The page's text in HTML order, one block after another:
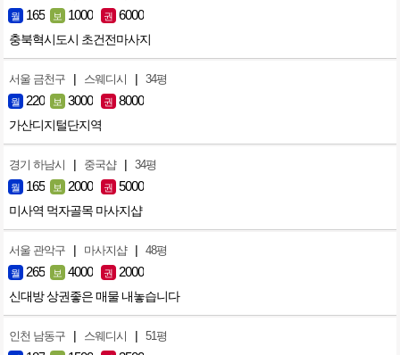
월 165 보 1000 권 6000
충북혁시도시 초건전마사지
서울 금천구 | 스웨디시 | 34평
월 220 보 3000 권 8000
가산디지털단지역
경기 하남시 | 중국샵 | 34평
월 165 보 2000 권 5000
미사역 먹자골목 마사지샵
서울 관악구 | 마사지샵 | 48평
월 265 보 4000 권 2000
신대방 상권좋은 매물 내놓습니다
인천 남동구 | 스웨디시 | 51평